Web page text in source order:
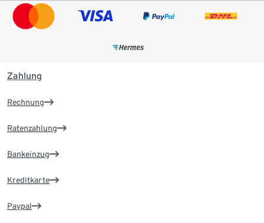
Zahlung
Rechnung
Ratenzahlung
Bankeinzug
Kreditkarte
Paypal